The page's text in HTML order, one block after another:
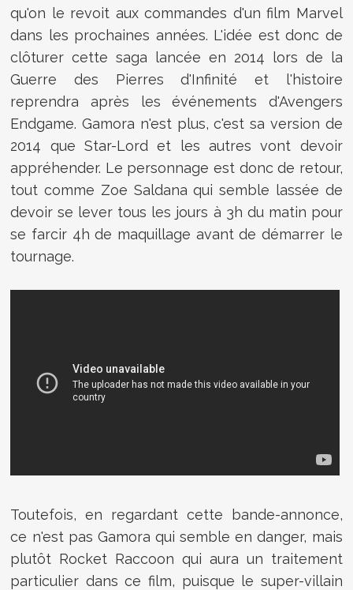
qu'on le revoit aux commandes d'un film Marvel
dans les prochaines années. L'idée est donc de
clôturer cette saga lancée en 2014 lors de la
Guerre des Pierres d'Infinité et l'histoire
reprendra après les événements d'Avengers
Endgame. Gamora n'est plus, c'est sa version de
2014 que Star-Lord et les autres vont devoir
appréhender. Le personnage est donc de retour,
tout comme Zoe Saldana qui semble lassée de
devoir se lever tous les jours à 3h du matin pour
se farcir 4h de maquillage avant de démarrer le
tournage.
Toutefois, en regardant cette bande-annonce,
ce n'est pas Gamora qui semble en danger, mais
plutôt Rocket Raccoon qui aura un traitement
particulier dans ce film, puisque le super-villain